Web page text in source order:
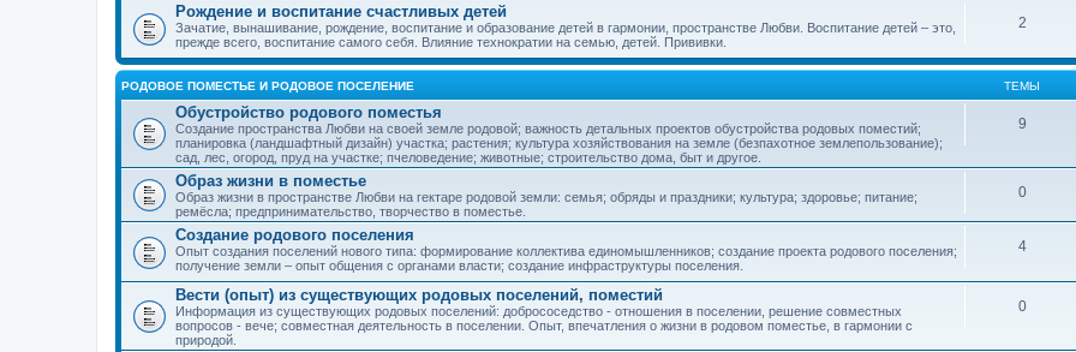
Рождение и воспитание счастливых детей
Зачатие, вынашивание, рождение, воспитание и образование детей в гармонии, пространстве Любви. Воспитание детей – это,
прежде всего, воспитание самого себя. Влияние технократии на семью, детей. Прививки.
2
РОДОВОЕ ПОМЕСТЬЕ И РОДОВОЕ ПОСЕЛЕНИЕ ТЕМЫ
Обустройство родового поместья
Создание пространства Любви на своей земле родовой; важность детальных проектов обустройства родовых поместий;
планировка (ландшафтный дизайн) участка; растения; культура хозяйствования на земле (безпахотное землепользование);
сад, лес, огород, пруд на участке; пчеловедение; животные; строительство дома, быт и другое.
9
Образ жизни в поместье
Образ жизни в пространстве Любви на гектаре родовой земли: семья; обряды и праздники; культура; здоровье; питание;
ремёсла; предпринимательство, творчество в поместье.
0
Создание родового поселения
Опыт создания поселений нового типа: формирование коллектива единомышленников; создание проекта родового поселения;
получение земли – опыт общения с органами власти; создание инфраструктуры поселения.
4
Вести (опыт) из существующих родовых поселений, поместий
Информация из существующих родовых поселений: добрососедство - отношения в поселении, решение совместных
вопросов - вече; совместная деятельность в поселении. Опыт, впечатления о жизни в родовом поместье, в гармонии с
природой.
0